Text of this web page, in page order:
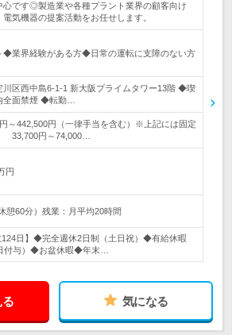
心です◎製造業や各種プラント業界の顧客向け
気機器の提案活動をお任せします。
◆業界経験がある方◆日常の運転に支障のない方
川区西中島6-1-1 新大阪プライムタワー13階 ◆喫
全面禁煙 ◆転勤…
～442,500円（一律手当を含む）※上記には固定
33,700円～74,000…
円
憩60分）残業：月平均20時間
124日】◆完全週休2日制（土日祝）◆有給休暇
付与）◆お盆休暇◆年末…
気になる